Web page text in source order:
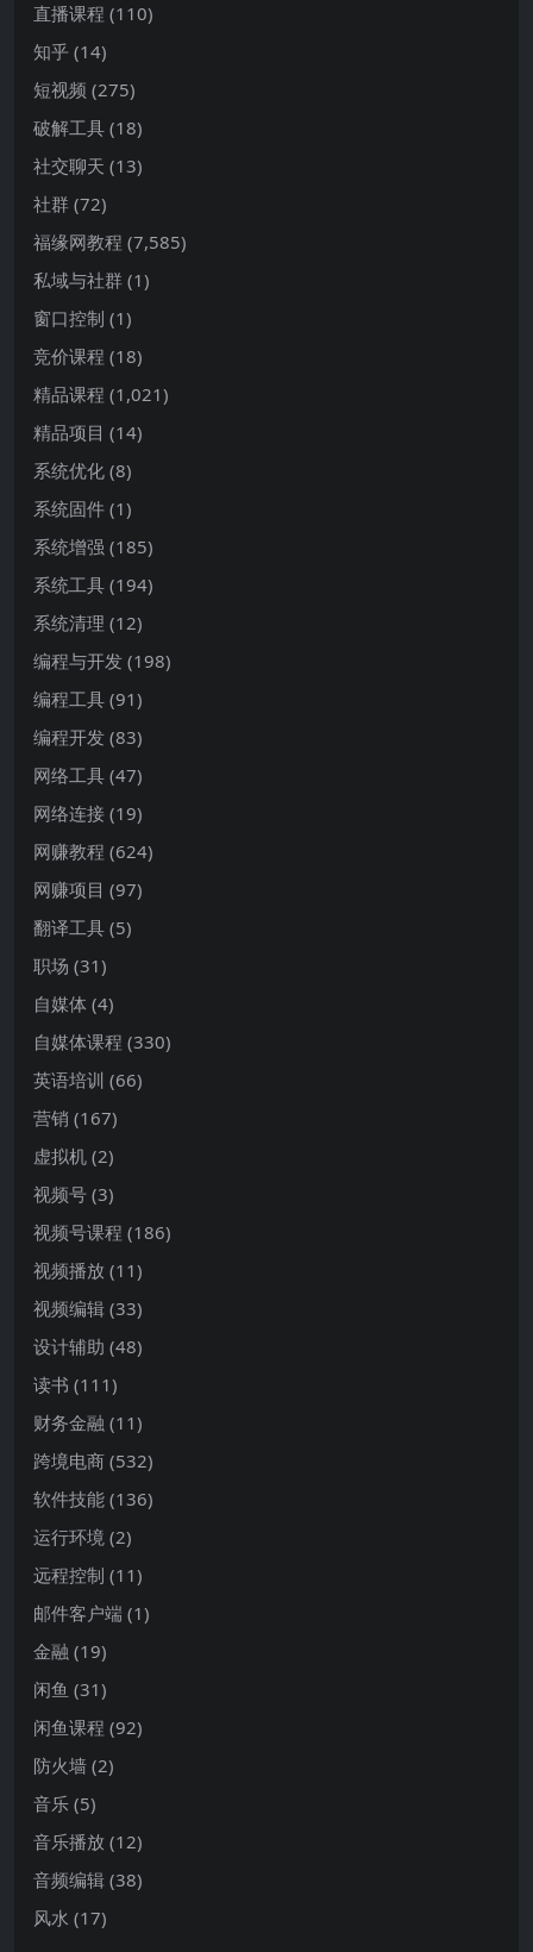
直播课程 (110)
知乎 (14)
短视频 (275)
破解工具 (18)
社交聊天 (13)
社群 (72)
福缘网教程 (7,585)
私域与社群 (1)
窗口控制 (1)
竞价课程 (18)
精品课程 (1,021)
精品项目 (14)
系统优化 (8)
系统固件 (1)
系统增强 (185)
系统工具 (194)
系统清理 (12)
编程与开发 (198)
编程工具 (91)
编程开发 (83)
网络工具 (47)
网络连接 (19)
网赚教程 (624)
网赚项目 (97)
翻译工具 (5)
职场 (31)
自媒体 (4)
自媒体课程 (330)
英语培训 (66)
营销 (167)
虚拟机 (2)
视频号 (3)
视频号课程 (186)
视频播放 (11)
视频编辑 (33)
设计辅助 (48)
读书 (111)
财务金融 (11)
跨境电商 (532)
软件技能 (136)
运行环境 (2)
远程控制 (11)
邮件客户端 (1)
金融 (19)
闲鱼 (31)
闲鱼课程 (92)
防火墙 (2)
音乐 (5)
音乐播放 (12)
音频编辑 (38)
风水 (17)